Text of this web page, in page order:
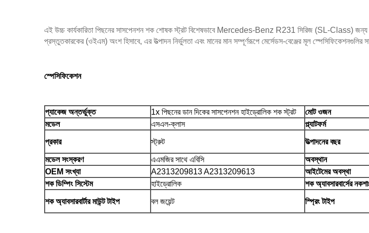
এই উচ্চ কার্যকারিতা পিছনের সাসপেনশন শক শোষক স্ট্রট বিশেষভাবে Mercedes-Benz R231 সিরিজ (SL-Class) জন্য
প্রস্তুতকারকের (ওইএম) অংশ হিসাবে, এর উত্পাদন নির্ভুলতা এবং মানের মান সম্পূর্ণরূপে মের্সেডস-বেঞ্জের মূল স্পেসিফিকেশনগুলির
স্পেসিফিকেশন
প্যাকেজ অন্তর্ভুক্ত 1x পিছনের ডান দিকের সাসপেনশন হাইড্রোলিক শক স্ট্রট মোট ওজন
মডেল
এসএল-ক্লাস প্ল্যাটফর্ম
প্রকার স্ট্রুট উত্পাদনের বছর
মডেল সংস্করণ
এএমজির সাথে এবিসি অবস্থান
OEM সংখ্যা
A2313209813 A2313209613 আইটেমের অবস্থা
শক ডিম্পিং সিস্টেম
হাইড্রোলিক শক অ্যাবসারবার্সের
শক অ্যাবসারবার্টার মাউন্ট টাইপ বল জয়েন্ট স্প্রিং টাইপ